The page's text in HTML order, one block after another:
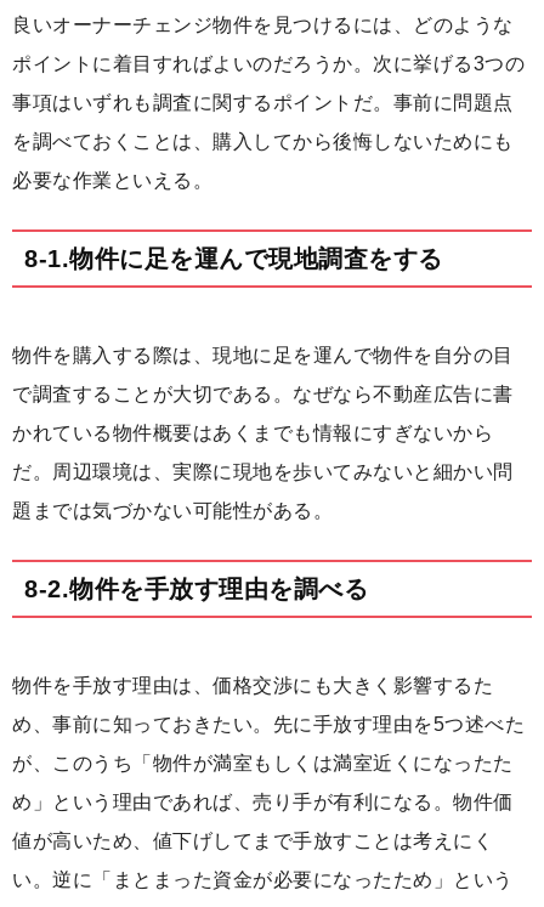
良いオーナーチェンジ物件を見つけるには、どのような
ポイントに着目すればよいのだろうか。次に挙げる3つの
事項はいずれも調査に関するポイントだ。事前に問題点
を調べておくことは、購入してから後悔しないためにも
必要な作業といえる。
8-1.物件に足を運んで現地調査をする
物件を購入する際は、現地に足を運んで物件を自分の目
で調査することが大切である。なぜなら不動産広告に書
かれている物件概要はあくまでも情報にすぎないから
だ。周辺環境は、実際に現地を歩いてみないと細かい問
題までは気づかない可能性がある。
8-2.物件を手放す理由を調べる
物件を手放す理由は、価格交渉にも大きく影響するた
め、事前に知っておきたい。先に手放す理由を5つ述べた
が、このうち「物件が満室もしくは満室近くになったた
め」という理由であれば、売り手が有利になる。物件価
値が高いため、値下げしてまで手放すことは考えにく
い。逆に「まとまった資金が必要になったため」という